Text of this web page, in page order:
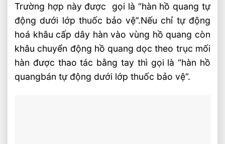
Khả năng ứng dụng
Các thông số công nghệ hàn
Kích thước điện cực (dây hàn): de
Điện áp hàn
Tuy nhiên nó có nhược điểm sau
Trường hợp này được gọi là “hàn hồ quang tự
động dưới lớp thuốc bảo vệ”.Nếu chỉ tự động
hoá khâu cấp dây hàn vào vùng hồ quang còn
khâu chuyển động hồ quang dọc theo trục mối
hàn được thao tác bằng tay thì gọi là “hàn hồ
quangbán tự động dưới lớp thuốc bảo vệ”.